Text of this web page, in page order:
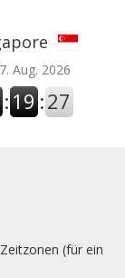
Aug. 2026
:19 :27
(für ein